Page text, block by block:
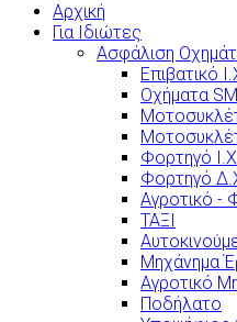
Αρχική
Για Ιδιώτες
Ασφάλιση
Επιβατικό
Οχήματα
Φορτηγό
Φορτηγό
Αγροτικό -
ΤΑΞΙ
Μηχάνημα
Αγροτικό
Ποδήλατο